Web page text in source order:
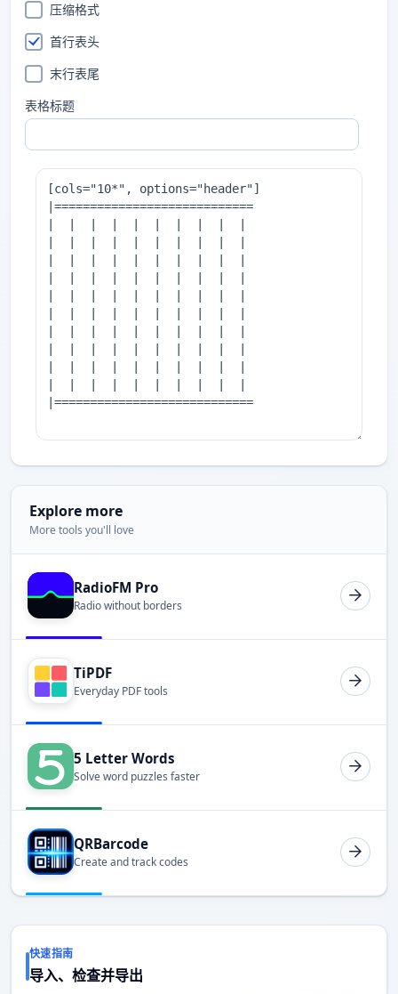
压缩格式
首行表头
末行表尾
表格标题
Explore more
More tools you'll love
RadioFM Pro
Radio without borders
TiPDF
Everyday PDF tools
5 Letter Words
Solve word puzzles faster
QRBarcode
Create and track codes
快速指南
导入、检查并导出